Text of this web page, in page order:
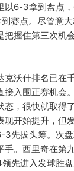
以6-3拿到盘点
赛点。尽管意
把握住第三次机
沃什排名已在
接入围正赛机会
态，很快就取得
现开始提升，但
3先拔头筹。次
手。西里奇在第
先进入发球胜